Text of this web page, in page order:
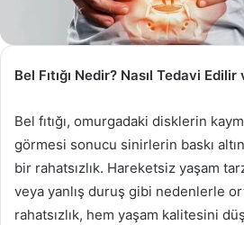
Bel Fıtığı Nedir? Nasıl Tedavi Edilir
Bel fıtığı, omurgadaki disklerin
görmesi sonucu sinirlerin baskı
bir rahatsızlık. Hareketsiz yaşam
veya yanlış duruş gibi nedenlerle
rahatsızlık, hem yaşam kalitesini